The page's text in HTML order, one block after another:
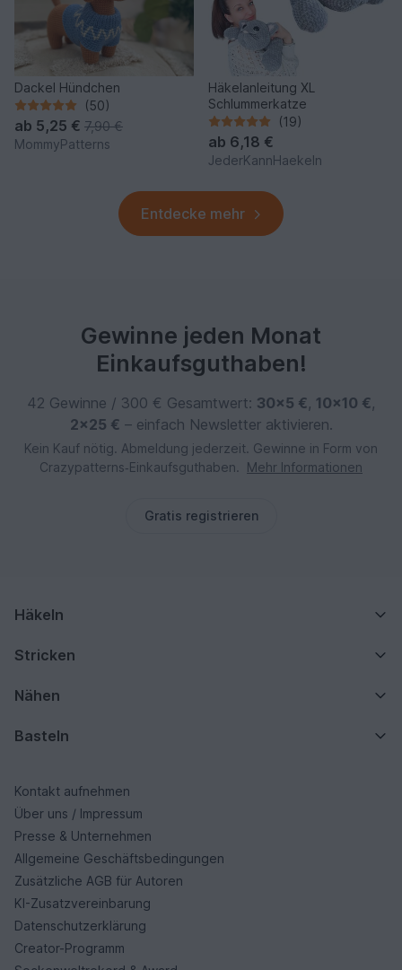
Dackel Hündchen
(50)
ab 5,25 € 7,90 €
MommyPatterns
Häkelanleitung XL
Schlummerkatze
(19)
ab 6,18 €
JederKannHaekeln
Entdecke mehr
Gewinne jeden Monat
Einkaufsguthaben!
42 Gewinne / 300 € Gesamtwert: 30×5 €, 10×10 €,
2×25 € – einfach Newsletter aktivieren.
Kein Kauf nötig. Abmeldung jederzeit. Gewinne in Form von
Crazypatterns‑Einkaufsguthaben.
Mehr Informationen
Gratis registrieren
Häkeln
Stricken
Nähen
Basteln
Kontakt aufnehmen
Über uns / Impressum
Presse & Unternehmen
Allgemeine Geschäftsbedingungen
Zusätzliche AGB für Autoren
KI-Zusatzvereinbarung
Datenschutzerklärung
Creator-Programm